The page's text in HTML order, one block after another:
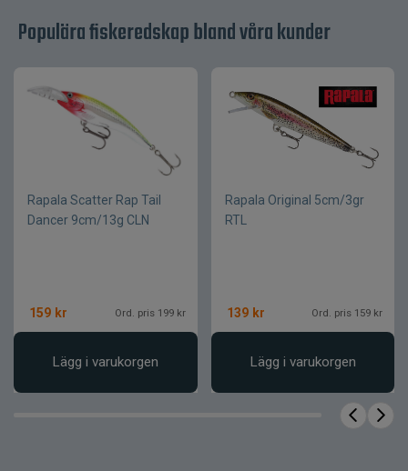
Populära fiskeredskap bland våra kunder
Rapala Scatter Rap Tail
Dancer 9cm/13g CLN
159 kr Ord. pris 199 kr
Lägg i varukorgen
Rapala Original 5cm/3gr
RTL
139 kr Ord. pris 159 kr
Lägg i varukorgen